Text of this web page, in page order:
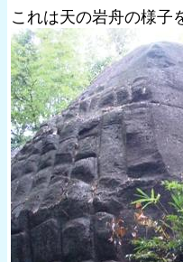
これは天の岩舟の様子